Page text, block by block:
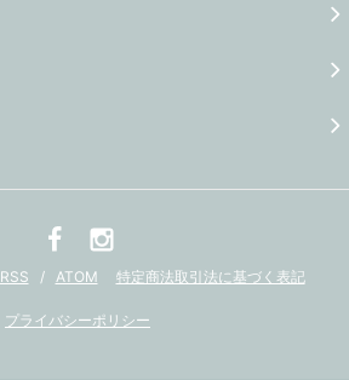
RSS / ATOM 特定商法取引法に基づく表記
プライバシーポリシー